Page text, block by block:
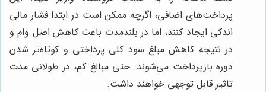
پرداخت‌های اضافی، اگرچه ممکن است در ابتدا فشار مالی
اندکی ایجاد کنند، اما در بلندمدت باعث کاهش اصل وام و
در نتیجه کاهش مبلغ سود کلی پرداختی و کوتاه‌تر شدن
دوره بازپرداخت می‌شوند. حتی مبالغ کم، در طولانی مدت
تاثیر قابل توجهی خواهند داشت.